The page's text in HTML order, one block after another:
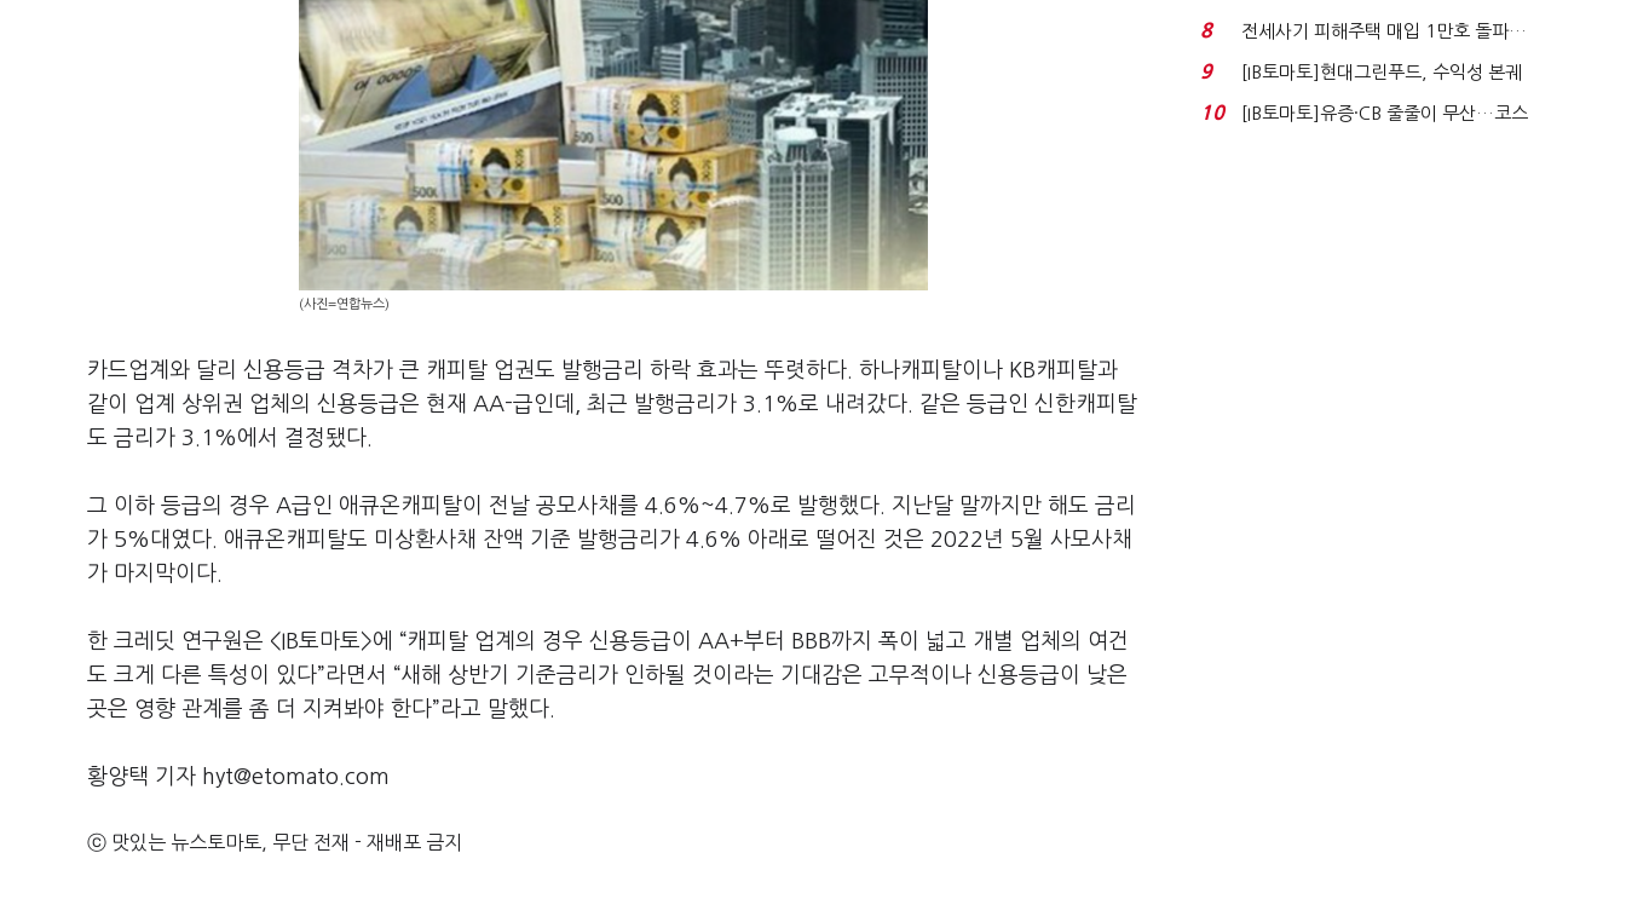
(사진=연합뉴스)
카드업계와 달리 신용등급 격차가 큰 캐피탈 업권도 발행금리 하락 효과는 뚜렷하다. 하나캐피탈이나 KB캐피탈과
같이 업계 상위권 업체의 신용등급은 현재 AA-급인데, 최근 발행금리가 3.1%로 내려갔다. 같은 등급인 신한캐피탈
도 금리가 3.1%에서 결정됐다.
그 이하 등급의 경우 A급인 애큐온캐피탈이 전날 공모사채를 4.6%~4.7%로 발행했다. 지난달 말까지만 해도 금리
가 5%대였다. 애큐온캐피탈도 미상환사채 잔액 기준 발행금리가 4.6% 아래로 떨어진 것은 2022년 5월 사모사채
가 마지막이다.
한 크레딧 연구원은 <IB토마토>에 “캐피탈 업계의 경우 신용등급이 AA+부터 BBB까지 폭이 넓고 개별 업체의 여건
도 크게 다른 특성이 있다”라면서 “새해 상반기 기준금리가 인하될 것이라는 기대감은 고무적이나 신용등급이 낮은
곳은 영향 관계를 좀 더 지켜봐야 한다”라고 말했다.
황양택 기자 hyt@etomato.com
ⓒ 맛있는 뉴스토마토, 무단 전재 - 재배포 금지
수혜 부상…세액공...
8
전세사기 피해주택 매입 1만호 돌파…
누적 피해자 4만2...
9
[IB토마토]현대그린푸드, 수익성 본궤
도…실적 개선에 ...
10
[IB토마토]유증·CB 줄줄이 무산…코스